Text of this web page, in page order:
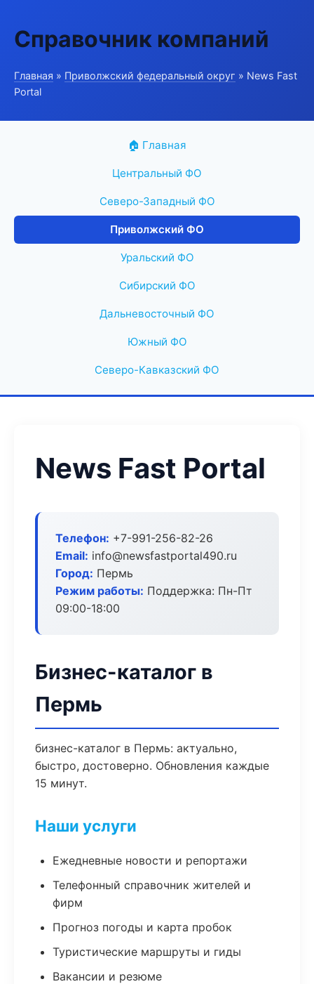
Справочник компаний
Главная » Приволжский федеральный округ » News Fast
Portal
🏠 Главная
Центральный ФО
Северо-Западный ФО
Приволжский ФО
Уральский ФО
Сибирский ФО
Дальневосточный ФО
Южный ФО
Северо-Кавказский ФО
News Fast Portal
Телефон: +7-991-256-82-26
Email: info@newsfastportal490.ru
Город: Пермь
Режим работы: Поддержка: Пн-Пт
09:00-18:00
Бизнес-каталог в
Пермь
бизнес-каталог в Пермь: актуально,
быстро, достоверно. Обновления каждые
15 минут.
Наши услуги
Ежедневные новости и репортажи
Телефонный справочник жителей и
фирм
Прогноз погоды и карта пробок
Туристические маршруты и гиды
Вакансии и резюме